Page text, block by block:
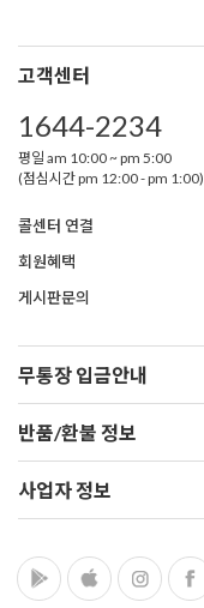
고객센터
1644-2234
평일 am 10:00 ~ pm 5:00
(점심시간 pm 12:00 - pm 1:00)
콜센터 연결
회원혜택
게시판문의
무통장 입금안내
반품/환불 정보
사업자 정보